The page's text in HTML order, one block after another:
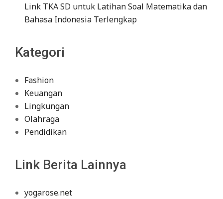
Link TKA SD untuk Latihan Soal Matematika dan
Bahasa Indonesia Terlengkap
Kategori
Fashion
Keuangan
Lingkungan
Olahraga
Pendidikan
Link Berita Lainnya
yogarose.net